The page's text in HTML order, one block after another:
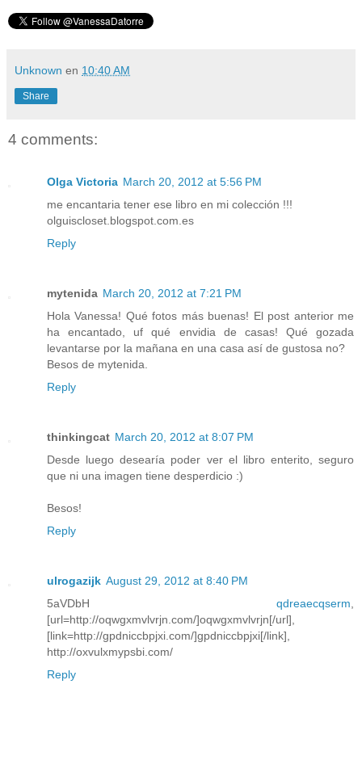
Unknown en 10:40 AM
Share
4 comments:
Olga Victoria March 20, 2012 at 5:56 PM
me encantaria tener ese libro en mi colección !!!
olguiscloset.blogspot.com.es
Reply
mytenida March 20, 2012 at 7:21 PM
Hola Vanessa! Qué fotos más buenas! El post anterior me
ha encantado, uf qué envidia de casas! Qué gozada
levantarse por la mañana en una casa así de gustosa no?
Besos de mytenida.
Reply
thinkingcat March 20, 2012 at 8:07 PM
Desde luego desearía poder ver el libro enterito, seguro
que ni una imagen tiene desperdicio :)
Besos!
Reply
ulrogazijk August 29, 2012 at 8:40 PM
5aVDbH qdreaecqserm
[url=http://oqwgxmvlvrjn.com/]oqwgxmvlvrjn[/url],
[link=http://gpdniccbpjxi.com/]gpdniccbpjxi[/link],
http://oxvulxmypsbi.com/
Reply